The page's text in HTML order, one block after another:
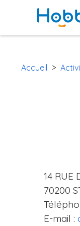
Accueil >
14 RUE
70200
E-mail :